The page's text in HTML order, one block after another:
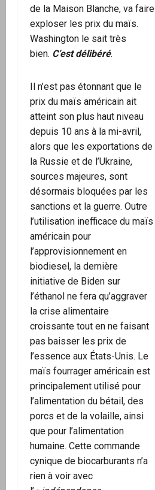
de la Maison Blanche, va faire
exploser les prix du maïs.
Washington le sait très
bien. C’est délibéré.
Il n’est pas étonnant que le
prix du maïs américain ait
atteint son plus haut niveau
depuis 10 ans à la mi-avril,
alors que les exportations de
la Russie et de l’Ukraine,
sources majeures, sont
désormais bloquées par les
sanctions et la guerre. Outre
l’utilisation inefficace du maïs
américain pour
l’approvisionnement en
biodiesel, la dernière
initiative de Biden sur
l’éthanol ne fera qu’aggraver
la crise alimentaire
croissante tout en ne faisant
pas baisser les prix de
l’essence aux États-Unis. Le
maïs fourrager américain est
principalement utilisé pour
l’alimentation du bétail, des
porcs et de la volaille, ainsi
que pour l’alimentation
humaine. Cette commande
cynique de biocarburants n’a
rien à voir avec